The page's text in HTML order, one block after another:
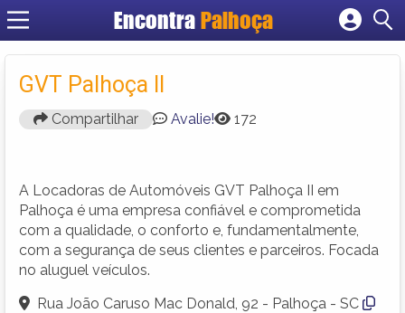
EncontraPalhoça
Cadastrar empresa
GVT Palhoça II
Compartilhar Avalie! 172
A Locadoras de Automóveis GVT Palhoça II em
Palhoça é uma empresa confiável e comprometida
com a qualidade, o conforto e, fundamentalmente,
com a segurança de seus clientes e parceiros. Focada
no aluguel veículos.
Rua João Caruso Mac Donald, 92 - Palhoça - SC